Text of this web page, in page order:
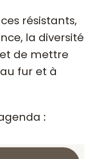
résistants,
la diversité
de mettre
fur et à
: